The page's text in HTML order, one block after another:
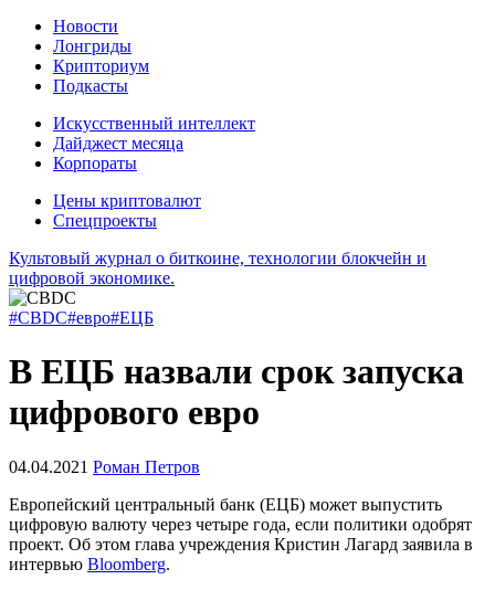
Новости
Лонгриды
Крипториум
Подкасты
Искусственный интеллект
Дайджест месяца
Корпораты
Цены криптовалют
Спецпроекты
Культовый журнал о биткоине, технологии блокчейн и
цифровой экономике.
#CBDC#евро#ЕЦБ
В ЕЦБ назвали срок запуска
цифрового евро
04.04.2021 Роман Петров
Европейский центральный банк (ЕЦБ) может выпустить
цифровую валюту через четыре года, если политики одобрят
проект. Об этом глава учреждения Кристин Лагард заявила в
интервью Bloomberg.